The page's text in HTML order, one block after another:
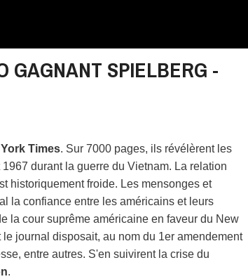
GAGNANT SPIELBERG -
York Times. Sur 7000 pages, ils révélèrent les
durant la guerre du Vietnam. La relation
historiquement froide. Les mensonges et
la confiance entre les américains et leurs
la cour suprême américaine en faveur du New
journal disposait, au nom du 1er amendement
entre autres. S'en suivirent la crise du
.